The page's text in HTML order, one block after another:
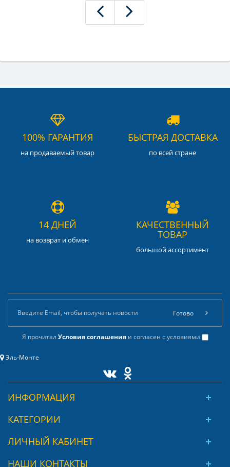
100% ГАРАНТИЯ
на продаваемый товар
БЫСТРАЯ ДОСТАВКА
по всей стране
14 ДНЕЙ
на возврат и обмен
КАЧЕСТВЕННЫЙ
ТОВАР
большой ассортимент
Я прочитал Условия соглашенияи согласен с условиями
Готово
Эль-Монте
ИНФОРМАЦИЯ
КАТЕГОРИИ
ЛИЧНЫЙ КАБИНЕТ
НАШИ КОНТАКТЫ